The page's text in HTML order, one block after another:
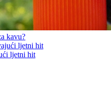
kavu?
ljetni hit